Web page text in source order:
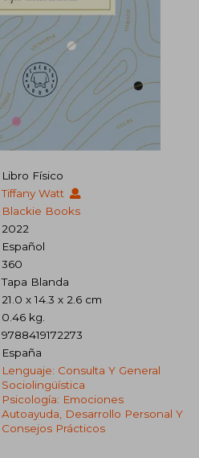
Libro Físico
Tiffany Watt
Blackie Books
2022
Español
360
Tapa Blanda
21.0 x 14.3 x 2.6 cm
0.46 kg.
9788419172273
España
Lenguaje: Consulta Y General
Sociolingüística
Psicología: Emociones
Autoayuda, Desarrollo Personal Y
Consejos Prácticos